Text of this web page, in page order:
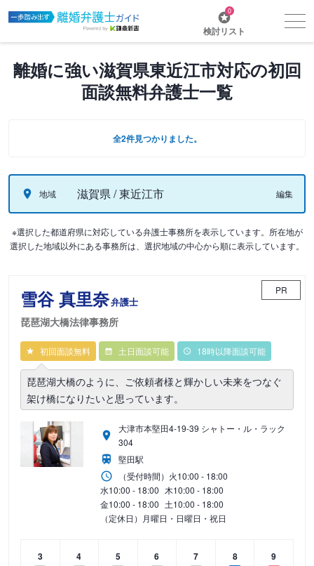
0
検討リスト
離婚に強い滋賀県東近江市対応の初回
面談無料弁護士一覧
全2件見つかりました。
地域 滋賀県 / 東近江市 編集
※選択した都道府県に対応している弁護士事務所を表示しています。所在地が
選択した地域以外にある事務所は、選択地域の中心から順に表示しています。
雪谷 真里奈弁護士
琵琶湖大橋法律事務所
PR
初回面談無料 土日面談可能 18時以降面談可能
琵琶湖大橋のように、ご依頼者様と輝かしい未来をつなぐ
架け橋になりたいと思っています。
大津市本堅田4-19-39 シャトー・ル・ラック
304
堅田駅
（受付時間） 火10:00 - 18:00
水10:00 - 18:00 木10:00 - 18:00
金10:00 - 18:00 土10:00 - 18:00
（定休日）月曜日・日曜日・祝日
3
4
5
6
7
8
9